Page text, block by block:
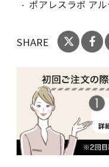
ポアレスラボ ア
SHARE